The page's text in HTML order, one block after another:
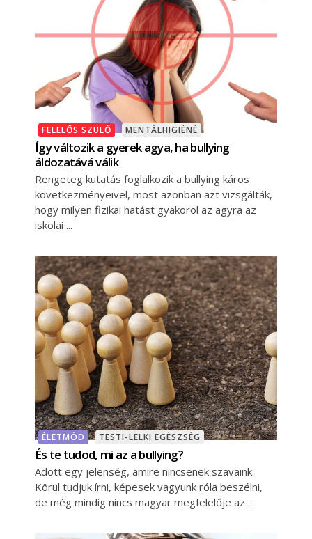
FELELŐS SZÜLŐ MENTÁLHIGIÉNÉ
Így változik a gyerek agya, ha bullying
áldozatává válik
Rengeteg kutatás foglalkozik a bullying káros
következményeivel, most azonban azt vizsgálták,
hogy milyen fizikai hatást gyakorol az agyra az
iskolai
ÉLETMÓD TESTI-LELKI EGÉSZSÉG
És te tudod, mi az a bullying?
Adott egy jelenség, amire nincsenek szavaink.
Körül tudjuk írni, képesek vagyunk róla beszélni,
de még mindig nincs magyar megfelelője az